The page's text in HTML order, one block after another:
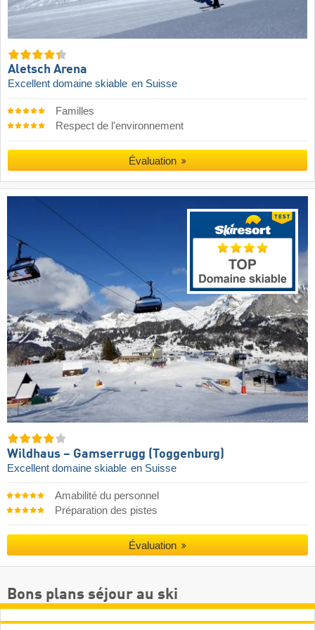
Aletsch Arena
Excellent domaine skiable en Suisse
Familles
Respect de l'environnement
Évaluation
Wildhaus – Gamserrugg (Toggenburg)
Excellent domaine skiable en Suisse
Amabilité du personnel
Préparation des pistes
Évaluation
Bons plans séjour au ski